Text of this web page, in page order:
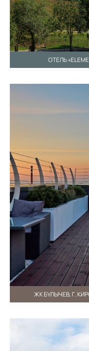
ОТЕЛЬ
ЖК БУЛЫЧЕВ, Г.